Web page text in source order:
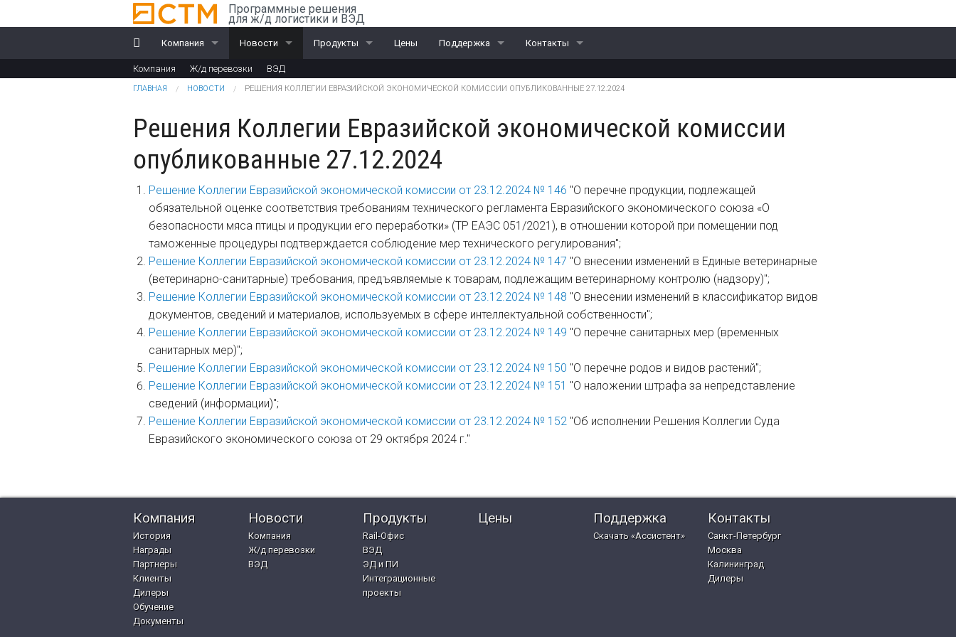
Перейти к основному содержанию Программные решения
для ж/д логистики и ВЭД
Компания
История
Партнеры
Клиенты
Дилеры
Документы
Новости
Компания
ВЭД
Продукты
ЭД и ПИ
Интеграционные проекты
Цены Поддержка Контакты
Калининград
Компания Ж/д перевозки ВЭД
Вы здесь
ГЛАВНАЯ НОВОСТИ РЕШЕНИЯ КОЛЛЕГИИ ЕВРАЗИЙСКОЙ ЭКОНОМИЧЕСКОЙ КОМИССИИ ОПУБЛИКОВАННЫЕ 27.12.2024
Решения Коллегии Евразийской экономической комиссии
опубликованные 27.12.2024
Решение Коллегии Евразийской экономической комиссии от 23.12.2024 № 146 "О перечне продукции, подлежащей
обязательной оценке соответствия требованиям технического регламента Евразийского экономического союза «О
безопасности мяса птицы и продукции его переработки» (ТР ЕАЭС 051/2021), в отношении которой при помещении под
таможенные процедуры подтверждается соблюдение мер технического регулирования";
Решение Коллегии Евразийской экономической комиссии от 23.12.2024 № 147 "О внесении изменений в Единые ветеринарные
(ветеринарно-санитарные) требования, предъявляемые к товарам, подлежащим ветеринарному контролю (надзору)";
Решение Коллегии Евразийской экономической комиссии от 23.12.2024 № 148 "О внесении изменений в классификатор видов
документов, сведений и материалов, используемых в сфере интеллектуальной собственности";
Решение Коллегии Евразийской экономической комиссии от 23.12.2024 № 149 "О перечне санитарных мер (временных
санитарных мер)";
Решение Коллегии Евразийской экономической комиссии от 23.12.2024 № 150 "О перечне родов и видов растений";
Решение Коллегии Евразийской экономической комиссии от 23.12.2024 № 151 "О наложении штрафа за непредставление
сведений (информации)";
Решение Коллегии Евразийской экономической комиссии от 23.12.2024 № 152 "Об исполнении Решения Коллегии Суда
Евразийского экономического союза от 29 октября 2024 г."
Компания
История
Награды
Партнеры
Клиенты
Дилеры
Обучение
Документы
Новости
Компания
Ж/д перевозки
ВЭД
Продукты
Rail-Офис
ВЭД
ЭД и ПИ
Интеграционные
проекты
Цены Поддержка
Скачать «Ассистент»
Контакты
Санкт-Петербург
Москва
Калининград
Дилеры